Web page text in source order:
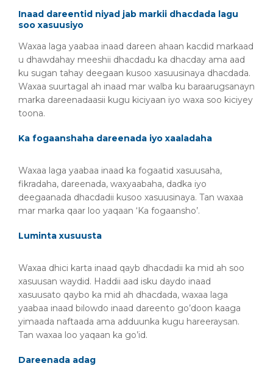
Inaad dareentid niyad jab markii dhacdada lagu
soo xasuusiyo
Waxaa laga yaabaa inaad dareen ahaan kacdid markaad
u dhawdahay meeshii dhacdadu ka dhacday ama aad
ku sugan tahay deegaan kusoo xasuusinaya dhacdada.
Waxaa suurtagal ah inaad mar walba ku baraarugsanayn
marka dareenadaasii kugu kiciyaan iyo waxa soo kiciyey
toona.
Ka fogaanshaha dareenada iyo xaaladaha
Waxaa laga yaabaa inaad ka fogaatid xasuusaha,
fikradaha, dareenada, waxyaabaha, dadka iyo
deegaanada dhacdadii kusoo xasuusinaya. Tan waxaa
mar marka qaar loo yaqaan ‘Ka fogaansho’.
Luminta xusuusta
Waxaa dhici karta inaad qayb dhacdadii ka mid ah soo
xasuusan waydid. Haddii aad isku daydo inaad
xasuusato qaybo ka mid ah dhacdada, waxaa laga
yaabaa inaad bilowdo inaad dareento go’doon kaaga
yimaada naftaada ama adduunka kugu hareeraysan.
Tan waxaa loo yaqaan ka go’id.
Dareenada adag